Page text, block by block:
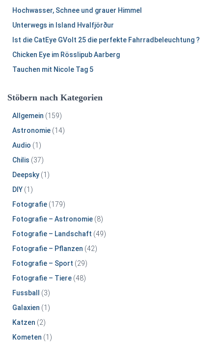
Hochwasser, Schnee und grauer Himmel
Unterwegs in Island Hvalfjörður
Ist die CatEye GVolt 25 die perfekte Fahrradbeleuchtung ?
Chicken Eye im Rösslipub Aarberg
Tauchen mit Nicole Tag 5
Stöbern nach Kategorien
Allgemein (159)
Astronomie (14)
Audio (1)
Chilis (37)
Deepsky (1)
DIY (1)
Fotografie (179)
Fotografie – Astronomie (8)
Fotografie – Landschaft (49)
Fotografie – Pflanzen (42)
Fotografie – Sport (29)
Fotografie – Tiere (48)
Fussball
(3)
Galaxien (1)
Katzen (2)
Kometen (1)